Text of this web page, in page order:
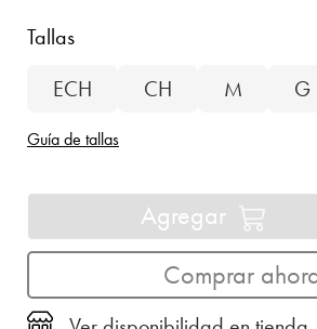
Tallas
ECH
CH M G
Guía de tallas
Agregar
Comprar